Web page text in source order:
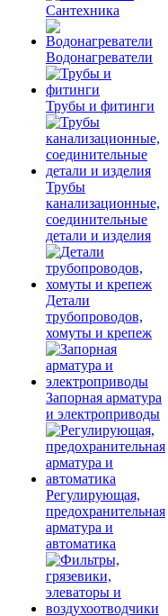
Сантехника
Водонагреватели
Трубы и фитинги
Трубы
канализационные,
соединительные
детали и изделия
Детали
трубопроводов,
хомуты и крепеж
Запорная арматура
и электроприводы
Регулирующая,
предохранительная
арматура и
автоматика